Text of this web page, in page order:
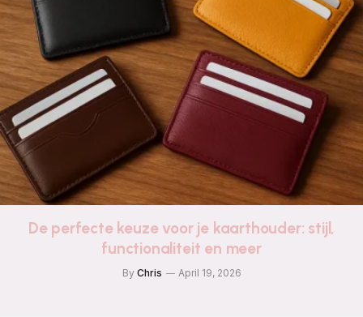
De perfecte keuze voor je kaarthouder: stijl,
functionaliteit en meer
By Chris April 19, 2026